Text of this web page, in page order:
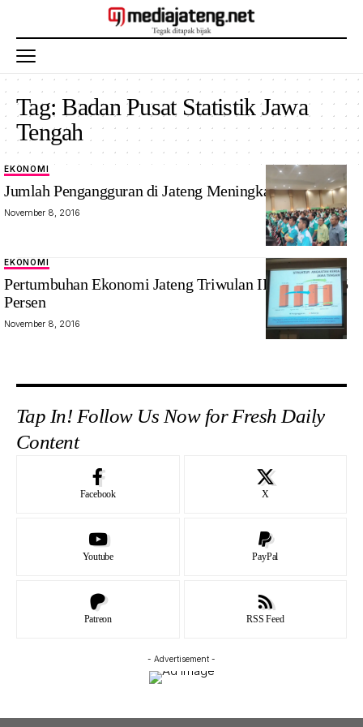
Tag:Badan Pusat Statistik Jawa
Tengah
EKONOMI
Jumlah Pengangguran di Jateng Meningkat
November 8, 2016
EKONOMI
Pertumbuhan Ekonomi Jateng Triwulan III Hanya 2,65
Persen
November 8, 2016
Tap In! Follow Us Now for Fresh Daily
Content
Facebook X
Youtube PayPal
Patreon RSS Feed
- Advertisement -